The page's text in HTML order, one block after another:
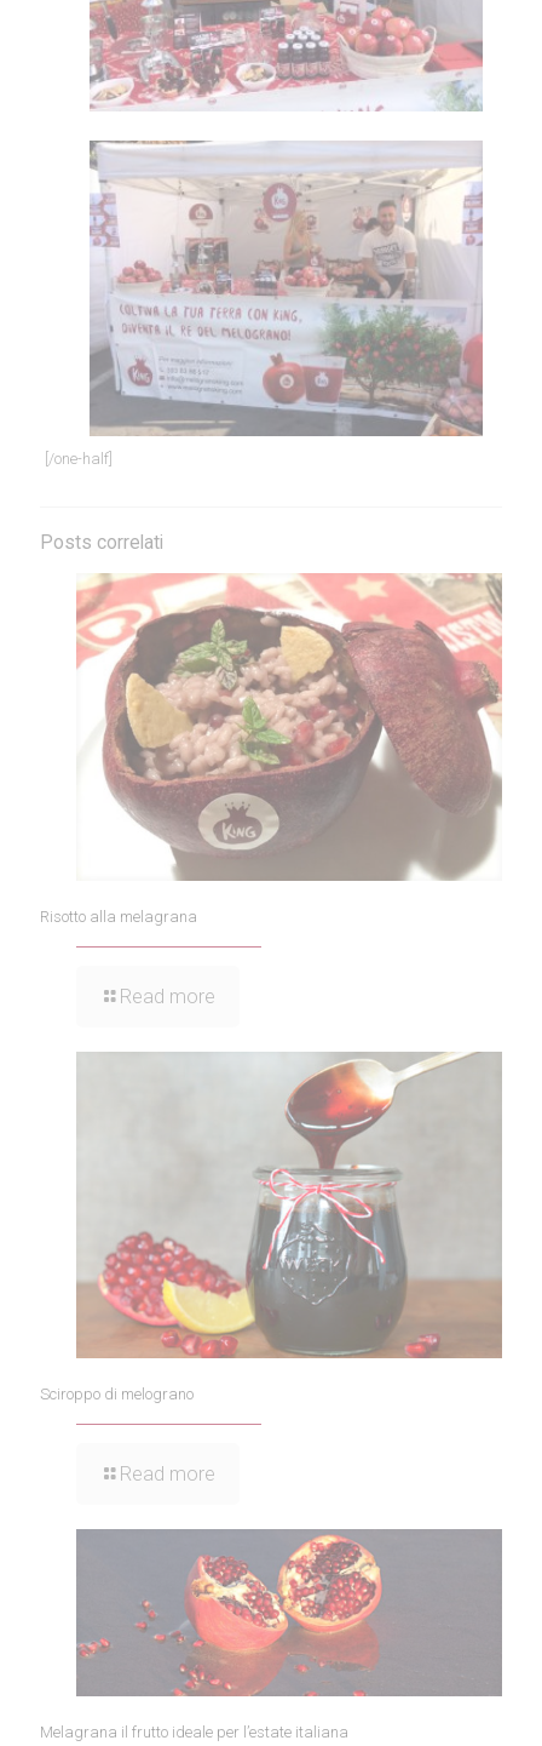
[/one-half]
Posts correlati
Risotto alla melagrana
Read more
Sciroppo di melograno
Read more
Melagrana il frutto ideale per l’estate italiana